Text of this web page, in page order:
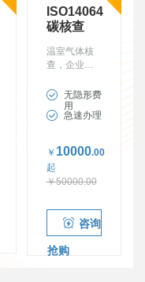
ISO14064
碳核查
温室气体核
查，企业绿
报、30-60碳
达峰碳中和
必备
无隐形费
用
急速办理
￥ 10000.00
起
￥50000.00
咨询
抢购